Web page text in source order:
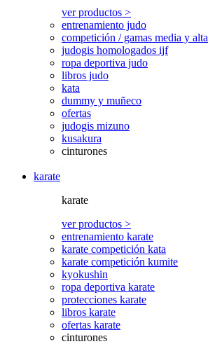
ver productos >
entrenamiento judo
competición / gamas media y alta
judogis homologados ijf
ropa deportiva judo
libros judo
kata
dummy y muñeco
ofertas
judogis mizuno
kusakura
cinturones
karate
karate
ver productos >
entrenamiento karate
karate competición kata
karate competición kumite
kyokushin
ropa deportiva karate
protecciones karate
libros karate
ofertas karate
cinturones